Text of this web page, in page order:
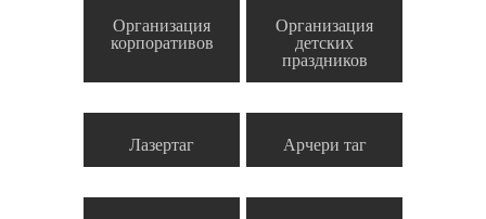
Организация
корпоративов
Организация
детских
праздников
Лазертаг Арчери таг